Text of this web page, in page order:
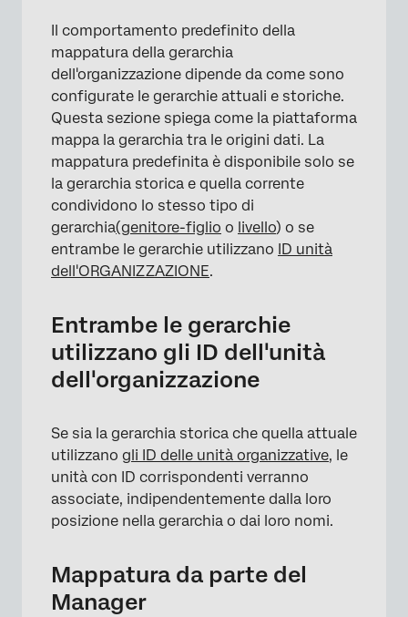
Il comportamento predefinito della
mappatura della gerarchia
dell'organizzazione dipende da come sono
configurate le gerarchie attuali e storiche.
Questa sezione spiega come la piattaforma
mappa la gerarchia tra le origini dati. La
mappatura predefinita è disponibile solo se
la gerarchia storica e quella corrente
condividono lo stesso tipo di
gerarchia(genitore-figlio o livello) o se
entrambe le gerarchie utilizzano ID unità
dell'ORGANIZZAZIONE.
Entrambe le gerarchie
utilizzano gli ID dell'unità
dell'organizzazione
Se sia la gerarchia storica che quella attuale
utilizzano gli ID delle unità organizzative, le
unità con ID corrispondenti verranno
associate, indipendentemente dalla loro
posizione nella gerarchia o dai loro nomi.
Mappatura da parte del
Manager